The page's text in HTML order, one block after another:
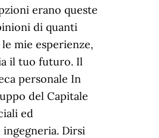
erano queste
di quanti
mie esperienze,
il tuo futuro. Il
personale In
del Capitale
ed
Dirsi